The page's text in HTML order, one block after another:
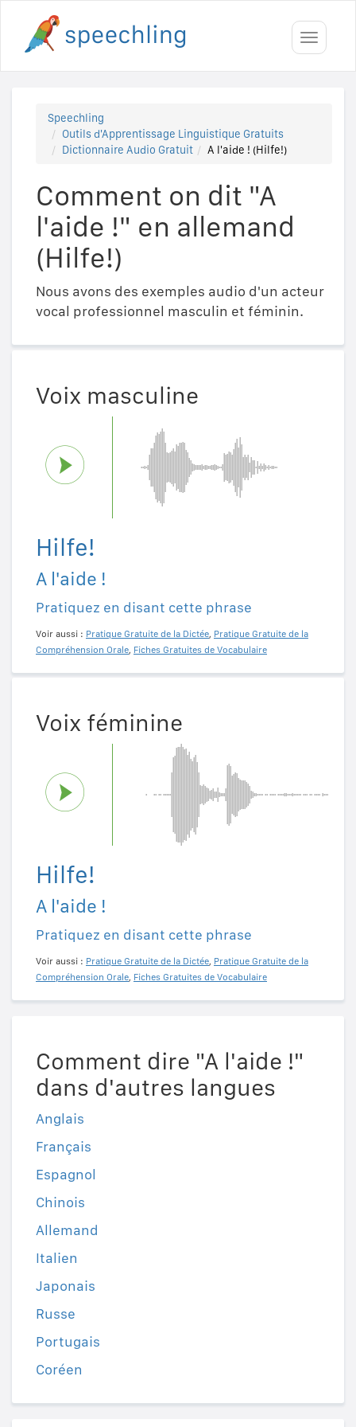
Toggle
Speechling
Outils d'Apprentissage Linguistique Gratuits
Dictionnaire Audio Gratuit
A l'aide ! (Hilfe!)
Comment on dit "A
l'aide !" en allemand
(Hilfe!)
Nous avons des exemples audio d'un acteur
vocal professionnel masculin et féminin.
Voix masculine
Hilfe!
A l'aide !
Pratiquez en disant cette phrase
Voir aussi : Pratique Gratuite de la Dictée, Pratique Gratuite de la
Compréhension Orale, Fiches Gratuites de Vocabulaire
Voix féminine
Hilfe!
A l'aide !
Pratiquez en disant cette phrase
Voir aussi : Pratique Gratuite de la Dictée, Pratique Gratuite de la
Compréhension Orale, Fiches Gratuites de Vocabulaire
Comment dire "A l'aide !"
dans d'autres langues
Anglais
Français
Espagnol
Chinois
Allemand
Italien
Japonais
Russe
Portugais
Coréen